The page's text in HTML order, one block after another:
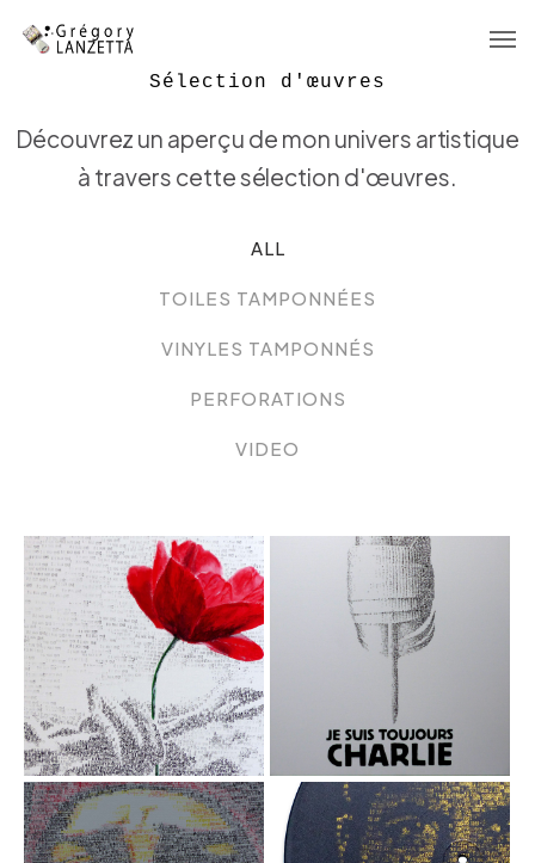
Sélection d'œuvres
Sé lect ion d ' œuv res
Découvrez un aperçu de mon univers artistique
à travers cette sélection d'œuvres.
ALL
TOILES TAMPONNÉES
VINYLES TAMPONNÉS
PERFORATIONS
VIDEO
08 MAI 1945 La
fleur au
barbelé
Acrylique sur toile /
tampon dateur,
80x80 cm, 2025
07 JANV. 2015
Je suis Charlie
Acrylique sur toile /
Tampon dateur, 65 x
92cm, 2025